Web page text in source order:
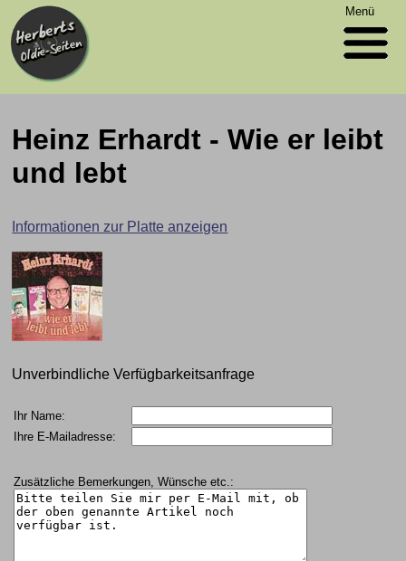
Menü
Heinz Erhardt - Wie er leibt
und lebt
Informationen zur Platte anzeigen
Unverbindliche Verfügbarkeitsanfrage
Ihr Name:
Ihre E-Mailadresse:
Zusätzliche Bemerkungen, Wünsche etc.: